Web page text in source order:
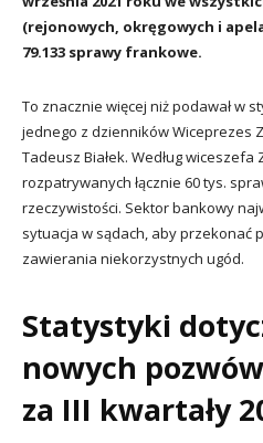
(rejonowych, okręgowych i
79.133 sprawy frankowe.
To znacznie więcej niż podawał w
jednego z dzienników Wiceprezes
Tadeusz Białek. Według wiceszefa
rozpatrywanych łącznie 60 tys.
rzeczywistości. Sektor bankowy
sytuacja w sądach, aby przekonać
zawierania niekorzystnych ugód.
Statystyki
nowych
za III kwartały